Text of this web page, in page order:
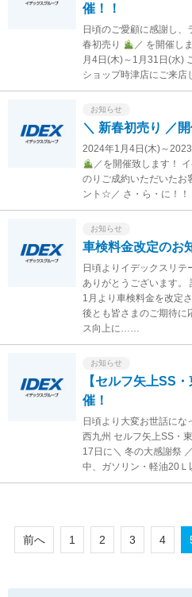
催！！
日頃のご愛顧に感謝し、
春初売り
／ を開催し
月4日(木)～1月31日(水)
ショップ時津店にご来
お知らせ
＼ 新春初売り ／開
2024年1月4日(木)～
／を開催致します！
のりご成約いただいた
ント☆／ さ・ら・に！
お知らせ
車検料金改定のお
日頃よりイデックスリテ
ありがとうございます。
1月より車検料金を改定
後とも皆さまのご期待に
ス向上に……
お知らせ
【セルフ矢上SS
催！
日頃より大変お世話に
西九州 セルフ矢上SS・
17日に＼ 冬の大感謝祭
中、ガソリン・軽油20
前へ 1 2 3 4